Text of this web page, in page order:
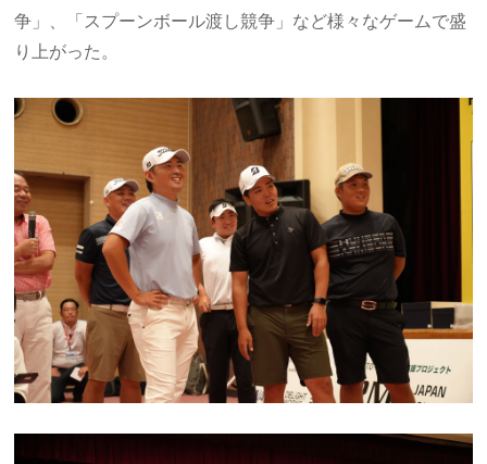
争」、「スプーンボール渡し競争」など様々なゲームで盛
り上がった。